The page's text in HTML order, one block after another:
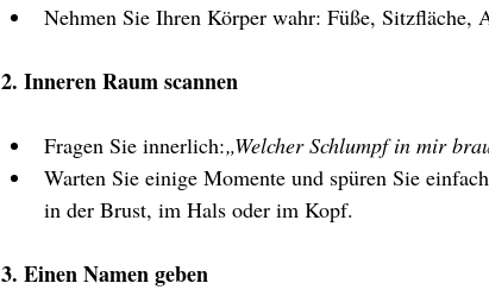
Nehmen Sie Ihren Körper wahr: Füße, Sitzfläche,
2. Inneren Raum scannen
Fragen Sie innerlich:„Welcher Schlumpf in mir
Warten Sie einige Momente und spüren Sie
in der Brust, im Hals oder im Kopf.
3. Einen Namen geben